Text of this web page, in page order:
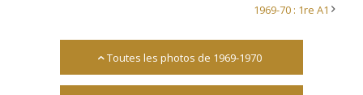
1969-70 : 1re A1
Toutes les photos de 1969-1970